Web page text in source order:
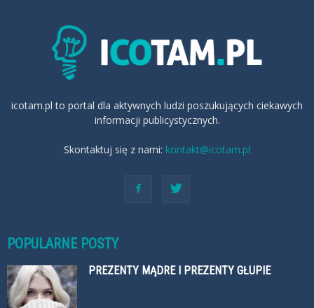
icotam.pl to portal dla aktywnych ludzi poszukujących ciekawych
informacji publicystycznych.
Skontaktuj się z nami: kontakt@icotam.pl
POPULARNE POSTY
PREZENTY MĄDRE I PREZENTY GŁUPIE